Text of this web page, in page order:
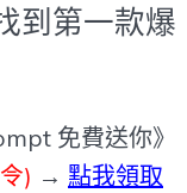
到第一款爆
免費送你》
) → 點我領取